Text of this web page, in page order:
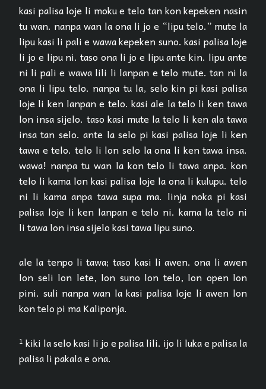
kasi palisa loje li moku e telo tan kon kepeken nasin
tu wan. nanpa wan la ona li jo e “lipu telo.” mute la
lipu kasi li pali e wawa kepeken suno. kasi palisa loje
li jo e lipu ni. taso ona li jo e lipu ante kin. lipu ante
ni li pali e wawa lili li lanpan e telo mute. tan ni la
ona li lipu telo. nanpa tu la, selo kin pi kasi palisa
loje li ken lanpan e telo. kasi ale la telo li ken tawa
lon insa sijelo. taso kasi mute la telo li ken ala tawa
insa tan selo. ante la selo pi kasi palisa loje li ken
tawa e telo. telo li lon selo la ona li ken tawa insa.
wawa! nanpa tu wan la kon telo li tawa anpa. kon
telo li kama lon kasi palisa loje la ona li kulupu. telo
ni li kama anpa tawa supa ma. linja noka pi kasi
palisa loje li ken lanpan e telo ni. kama la telo ni
li tawa lon insa sijelo kasi tawa lipu suno.
ale la tenpo li tawa; taso kasi li awen. ona li awen
lon seli lon lete, lon suno lon telo, lon open lon
pini. suli nanpa wan la kasi palisa loje li awen lon
kon telo pi ma Kaliponja.
¹ kiki la selo kasi li jo e palisa lili. ijo li luka e palisa la
palisa li pakala e ona.